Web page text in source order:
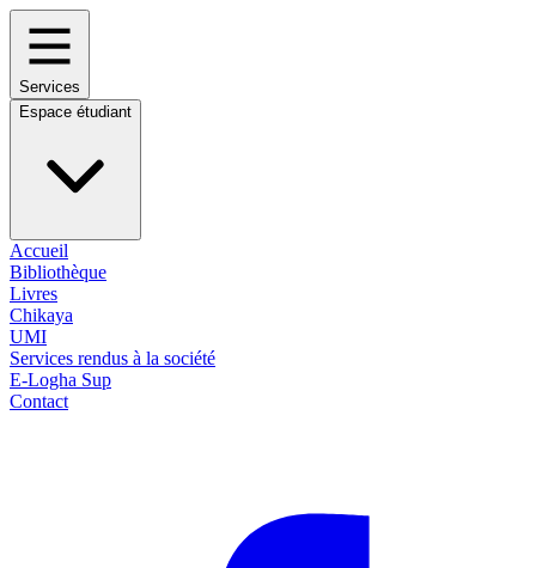
Services
Espace étudiant
Accueil
Bibliothèque
Livres
Chikaya
UMI
Services rendus à la société
E-Logha Sup
Contact